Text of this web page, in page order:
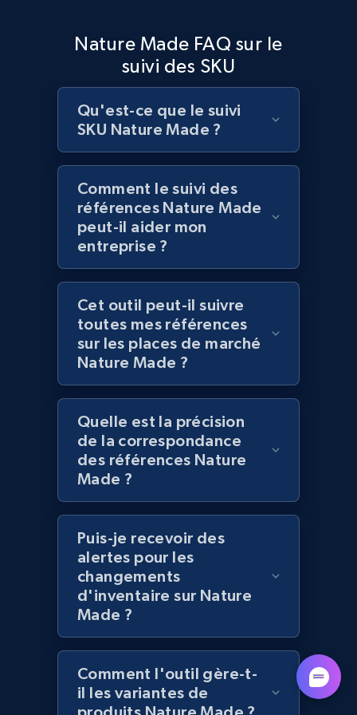
Lowes.com
URL, Domain, Marketplace pn, Sku, Other pn,
Model number, Gtin ean pn, Product name, and
Lowes.com - Gather data on products using
specified keywords
URL, Domain, Marketplace pn, Sku, Other pn,
Model number, Gtin ean pn, Product name, and
991+ 162+ Commencer
Lowes.com - Collect records by category
URL, Domain, Marketplace pn, Sku, Other pn,
Model number, Gtin ean pn, Product name, and
Lazada - Products
URL, Title, Rating, Reviews, Initial price, Final
price, Currency, Stock, and more.
988+ 160+ Commencer
Nature Made FAQ sur le
suivi des SKU
Qu'est-ce que le suivi
SKU Nature Made ?
Comment le suivi des
références Nature Made
peut-il aider mon
entreprise ?
Cet outil peut-il suivre
toutes mes références
sur les places de marché
Nature Made ?
Quelle est la précision
de la correspondance
des références Nature
Made ?
Puis-je recevoir des
alertes pour les
changements
d'inventaire sur Nature
Made ?
Comment l'outil gère-t-
il les variantes de